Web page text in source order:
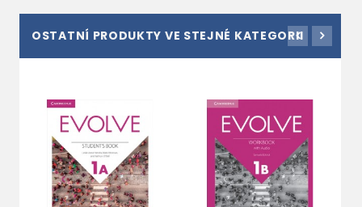
OSTATNÍ PRODUKTY VE STEJNÉ KATEGORII